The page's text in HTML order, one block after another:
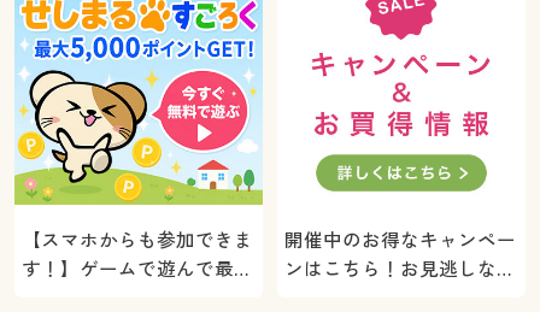
【スマホからも参加できま
す！】ゲームで遊んで最大
開催中のお得なキャンペー
ンはこちら！お見逃しな